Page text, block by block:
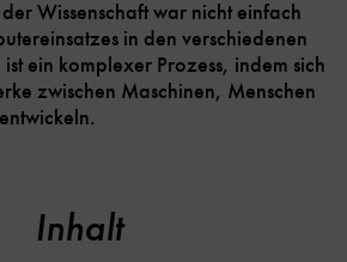
Wissenschaft war nicht einfach
in den verschiedenen
ein komplexer Prozess, indem sich
zwischen Maschinen, Menschen
Inhalt